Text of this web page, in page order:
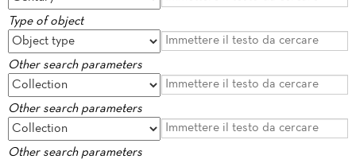
Type of object
Other search parameters
Other search parameters
Other search parameters